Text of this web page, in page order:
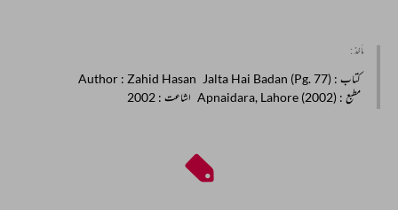
مأخذ :
کتاب : Jalta Hai Badan (Pg. 77)
Author : Zahid Hasan
مطبع : Apnaidara, Lahore (2002) اشاعت : 2002